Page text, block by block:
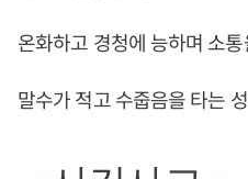
온화하고 경청에 능하며 소
말수가 적고 수줍음을 타는